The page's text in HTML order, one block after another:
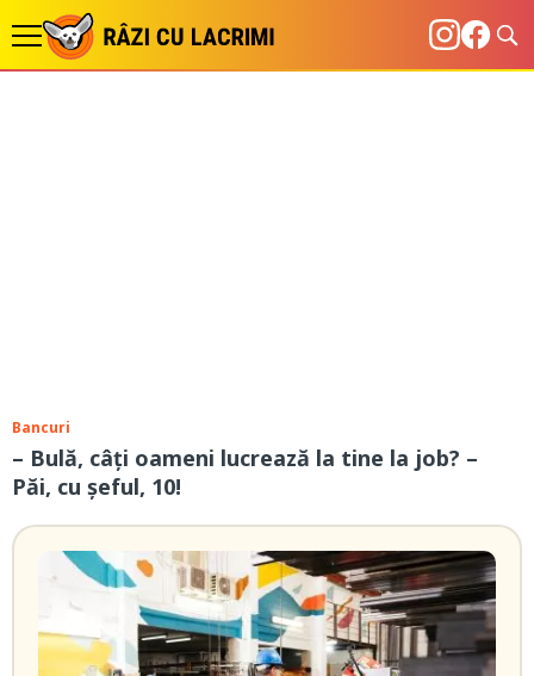
Bancuri
– Bulă, câți oameni lucrează la tine la job? –
Păi, cu șeful, 10!